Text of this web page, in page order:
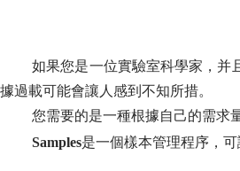
如果您是一位實驗室科學家，并
據過載可能會讓人感到不知所措。
您需要的是一種根據自己的需求
Samples是一個樣本管理程序，